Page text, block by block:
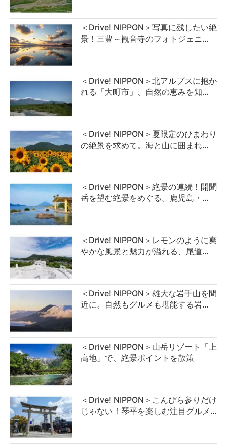
＜Drive! NIPPON＞写真に残したい絶
景！三豊～観音寺のフォトジェニ…
＜Drive! NIPPON＞北アルプスに抱か
れる「大町市」、自然の恵みを知…
＜Drive! NIPPON＞夏限定のひまわり
の絶景を求めて。海と山に囲まれ…
＜Drive! NIPPON＞絶景の連続！開聞
岳を望む絶景をめぐる。鹿児島・…
＜Drive! NIPPON＞レモンのように爽
やかな風景と魅力が溢れる、尾道…
＜Drive! NIPPON＞雄大な岩手山を間
近に。自然もグルメも堪能する岩…
＜Drive! NIPPON＞山岳リゾート「上
高地」で、絶景ポイントを散策
＜Drive! NIPPON＞こんぴら参りだけ
じゃない！琴平を楽しむ注目グルメ…